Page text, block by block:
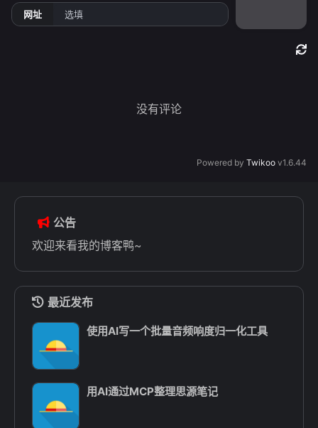
网址
没有评论
Powered by Twikoo v1.6.44
公告
欢迎来看我的博客鸭~
最近发布
使用AI写一个批量音频响度归一化工具
用AI通过MCP整理思源笔记